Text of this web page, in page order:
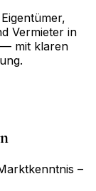
Vermieter in
— mit klaren
–